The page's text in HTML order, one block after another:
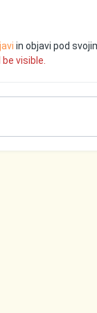
in objavi pod
visible.